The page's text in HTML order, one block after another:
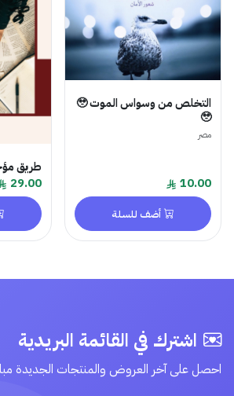
التخلص من وسواس الموت 🥹
🥹
مصر
10.00
أضف للسلة
طريق
29.00
اشترك في القائمة البريدية
احصل على آخر العروض والمنتجات الجديدة